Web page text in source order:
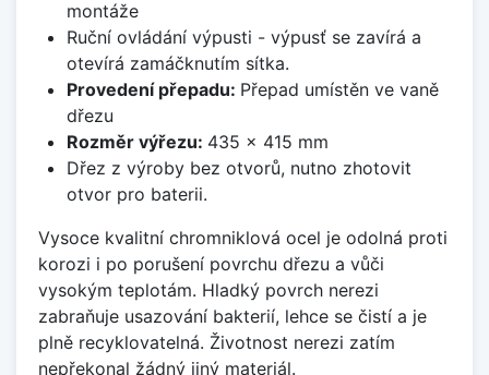
montáže
Ruční ovládání výpusti - výpusť se zavírá a
otevírá zamáčknutím sítka.
Provedení přepadu: Přepad umístěn ve vaně
dřezu
Rozměr výřezu: 435 x 415 mm
Dřez z výroby bez otvorů, nutno zhotovit
otvor pro baterii.
Vysoce kvalitní chromniklová ocel je odolná proti
korozi i po porušení povrchu dřezu a vůči
vysokým teplotám. Hladký povrch nerezi
zabraňuje usazování bakterií, lehce se čistí a je
plně recyklovatelná. Životnost nerezi zatím
nepřekonal žádný jiný materiál.